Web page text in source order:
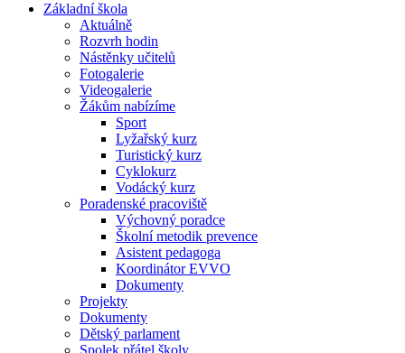
Základní škola
Aktuálně
Rozvrh hodin
Nástěnky učitelů
Fotogalerie
Videogalerie
Žákům nabízíme
Sport
Lyžařský kurz
Turistický kurz
Cyklokurz
Vodácký kurz
Poradenské pracoviště
Výchovný poradce
Školní metodik prevence
Asistent pedagoga
Koordinátor EVVO
Dokumenty
Projekty
Dokumenty
Dětský parlament
Spolek přátel školy